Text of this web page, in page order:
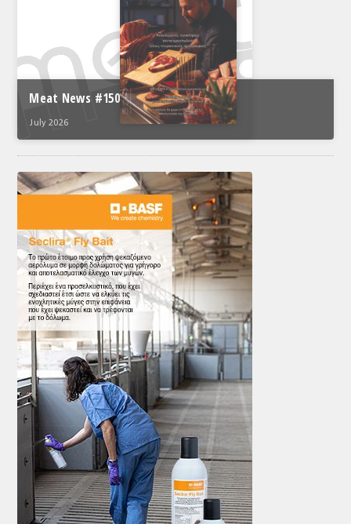
ΠΡΩΤΕΣ ΥΛΕΣ
ΕΞΟΠΛΙΣΜΟΣ
ΕΜΠΟΡΙΚΟΙ ΑΝΤΙΠΡΟΣΩΠΟΙ
ΝΟΜΟΘΕΣΙΑ
ΕΛΛΗΝΙΚΗ ΝΟΜΟΘΕΣΙΑ
ΕΥΡΩΠΑΪΚΗ ΝΟΜΟΘΕΣΙΑ
ΤΟ ΠΕΡΙΟΔΙΚΟ
Profile
ΑΡΧΕΙΟ ΤΕΥΧΩΝ
ΣΥΝΕΔΡΙΟ ΚΡΕΑΤΟΣ
Meat News #150
July 2026